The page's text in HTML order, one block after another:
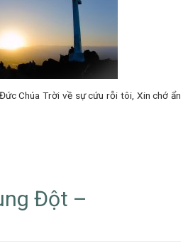
Chúa Trời về sự cứu rỗi tôi, Xin chớ ẩn
Đột –